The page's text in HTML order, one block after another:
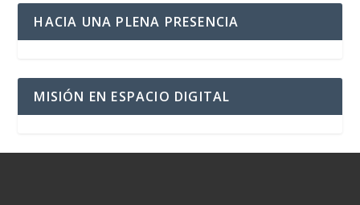
HACIA UNA PLENA PRESENCIA
MISIÓN EN ESPACIO DIGITAL